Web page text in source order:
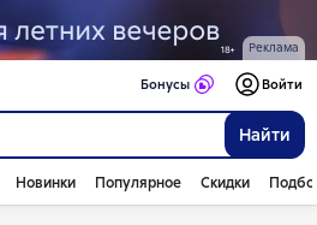
Реклама
Найти
Бонусы Войти
Новинки Популярное Скидки